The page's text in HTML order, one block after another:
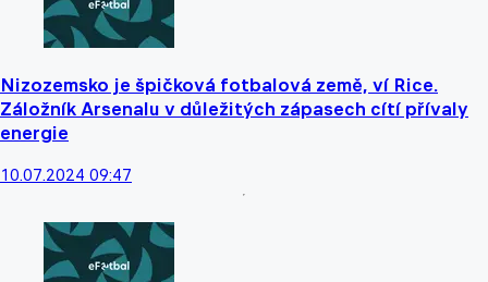
Nizozemsko je špičková fotbalová země, ví Rice.
Záložník Arsenalu v důležitých zápasech cítí přívaly
energie
10.07.2024 09:47